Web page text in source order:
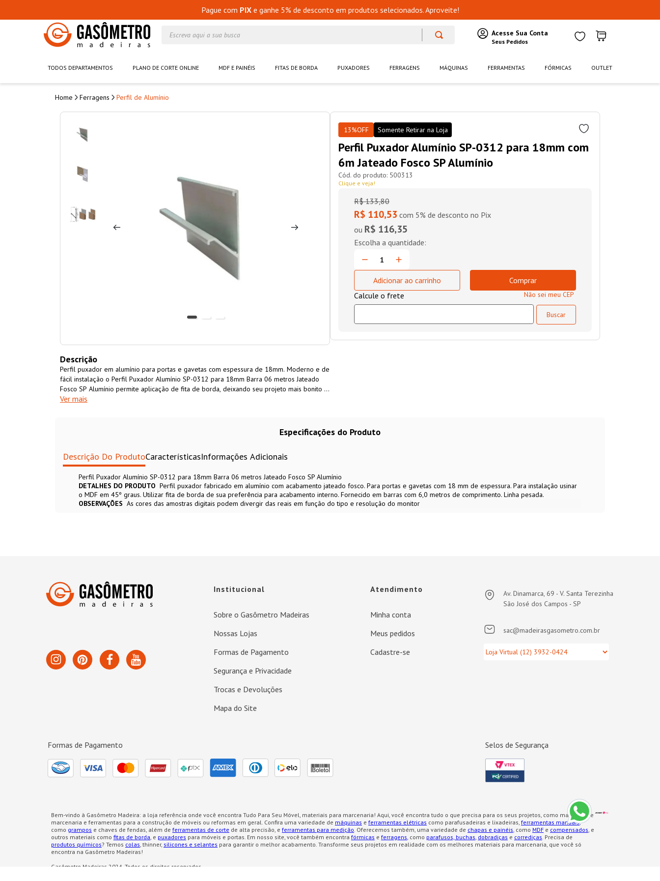
Pague com PIXe ganhe 5% de desconto em produtos selecionados. Aproveite!
TODOS DEPARTAMENTOS PLANO DE CORTE ONLINE MDF E PAINÉIS FITAS DE BORDA PUXADORES FERRAGENS MÁQUINAS FERRAMENTAS FÓRMICAS OUTLET
Ferragens Perfil de Alumínio
Descrição
Perfil puxador em alumínio para portas e gavetas com espessura de 18mm. Moderno e de
fácil instalação o Perfil Puxador Alumínio SP-0312 para 18mm Barra 06 metros Jateado
Fosco SP Alumínio permite aplicação de fita de borda, deixando seu projeto mais bonito e
personalizado.
Ver mais
13%OFF Somente Retirar na Loja
Perfil Puxador Alumínio SP-0312 para 18mm com
6m Jateado Fosco SP Alumínio
500313
Clique e veja!
R$ 133,80
R$ 110,53 com 5% de desconto no Pix
ou R$ 116,35
Adicionar ao carrinho Comprar
Não sei meu CEP
Especificações do Produto
Descrição Do ProdutoCaracterísticasInformações Adicionais
Perfil Puxador Alumínio SP-0312 para 18mm Barra 06 metros Jateado Fosco SP Alumínio
DETALHES DO PRODUTO Perfil puxador fabricado em alumínio com acabamento jateado fosco. Para portas e gavetas com 18 mm de espessura. Para instalação usinar
o MDF em 45º graus. Utilizar fita de borda de sua preferência para acabamento interno. Fornecido em barras com 6,0 metros de comprimento. Linha pesada.
OBSERVAÇÕES As cores das amostras digitais podem divergir das reais em função do tipo e resolução do monitor
Institucional
Sobre o Gasômetro Madeiras
Nossas Lojas
Formas de Pagamento
Segurança e Privacidade
Trocas e Devoluções
Mapa do Site
Atendimento
Minha conta
Meus pedidos
Cadastre-se
Av. Dinamarca, 69 - V. Santa Terezinha
São José dos Campos - SP
sac@madeirasgasometro.com.br
Formas de Pagamento Selos de Segurança
Bem-vindo à Gasômetro Madeira: a loja referência onde você encontra Tudo Para Seu Móvel, materiais para marcenaria! Aqui, você encontra tudo o que precisa para os seus projetos, como materiais de
marcenaria e ferramentas para a construção de móveis ou reformas em geral. Confira uma variedade de máquinas e ferramentas elétricas como parafusadeiras e lixadeiras, ferramentas manuais,
como grampos e chaves de fendas, além de ferramentas de corte de alta precisão, e ferramentas para medição. Oferecemos também, uma variedade de chapas e painéis, como MDF e compensados, e
outros materiais como fitas de borda, e puxadores para móveis e portas. Em nosso site, você também encontra fórmicas e ferragens, como parafusos, buchas, dobradiças e corrediças. Precisa de
produtos químicos? Temos colas, thinner, silicones e selantes para garantir o melhor acabamento. Transforme seus projetos em realidade com os melhores materiais para marcenaria, que você só
encontra na Gasômetro Madeiras!
Gasômetro Madeiras 2024. Todos os direitos reservados.